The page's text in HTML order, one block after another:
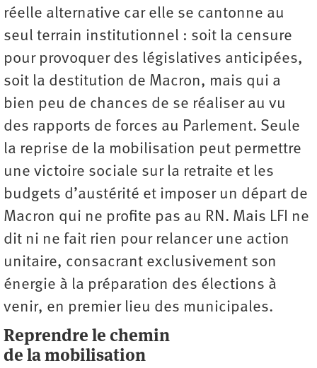
réelle alternative car elle se cantonne au
seul terrain institutionnel : soit la censure
pour provoquer des législatives anticipées,
soit la destitution de Macron, mais qui a
bien peu de chances de se réaliser au vu
des rapports de forces au Parlement. Seule
la reprise de la mobilisation peut permettre
une victoire sociale sur la retraite et les
budgets d’austérité et imposer un départ de
Macron qui ne profite pas au RN. Mais LFI ne
dit ni ne fait rien pour relancer une action
unitaire, consacrant exclusivement son
énergie à la préparation des élections à
venir, en premier lieu des municipales.
Reprendre le chemin
de la mobilisation